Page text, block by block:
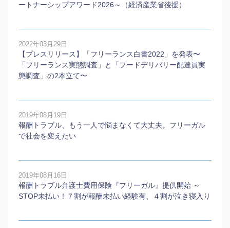
ートナーシップアワード2026～（経済産業省後援）
2022年03月29日
【プレスリリース】「フリーランス白書2022」を発表〜
「フリーランス実態調査」と「フードデリバリー配達員実
態調査」の2本⽴て〜
2019年08月19日
報酬トラブル、もう一人で悩まなくて大丈夫。フリーガル
で社会を変えたい
2019年08月16日
報酬トラブル弁護士費用保険『フリーガル』提供開始 ～
STOP未払い！７割が報酬未払い経験有、４割が泣き寝入り